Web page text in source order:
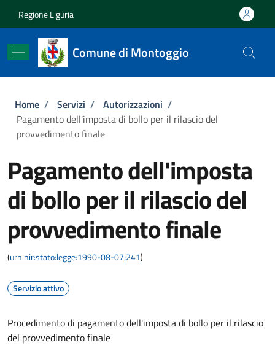
Regione Liguria
Comune di Montoggio
Briciole di pane
Home / Servizi / Autorizzazioni /
Pagamento dell'imposta di bollo per il rilascio del
provvedimento finale
Pagamento dell'imposta
di bollo per il rilascio del
provvedimento finale
(urn:nir:stato:legge:1990-08-07;241)
Servizio attivo
Procedimento di pagamento dell'imposta di bollo per il rilascio
del provvedimento finale